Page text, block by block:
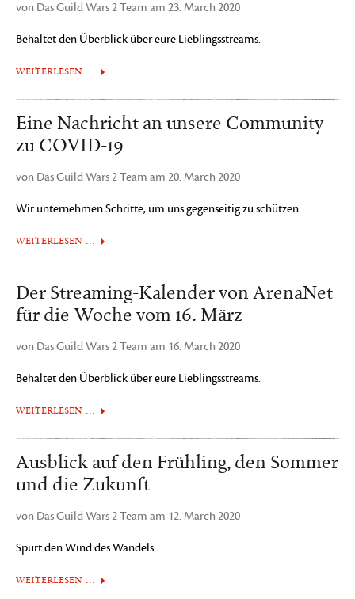
von Das Guild Wars 2 Team am 23. March 2020
Behaltet den Überblick über eure Lieblingsstreams.
WEITERLESEN …
Eine Nachricht an unsere Community
zu COVID-19
von Das Guild Wars 2 Team am 20. March 2020
Wir unternehmen Schritte, um uns gegenseitig zu schützen.
WEITERLESEN …
Der Streaming-Kalender von ArenaNet
für die Woche vom 16. März
von Das Guild Wars 2 Team am 16. March 2020
Behaltet den Überblick über eure Lieblingsstreams.
WEITERLESEN …
Ausblick auf den Frühling, den Sommer
und die Zukunft
von Das Guild Wars 2 Team am 12. March 2020
Spürt den Wind des Wandels.
WEITERLESEN …